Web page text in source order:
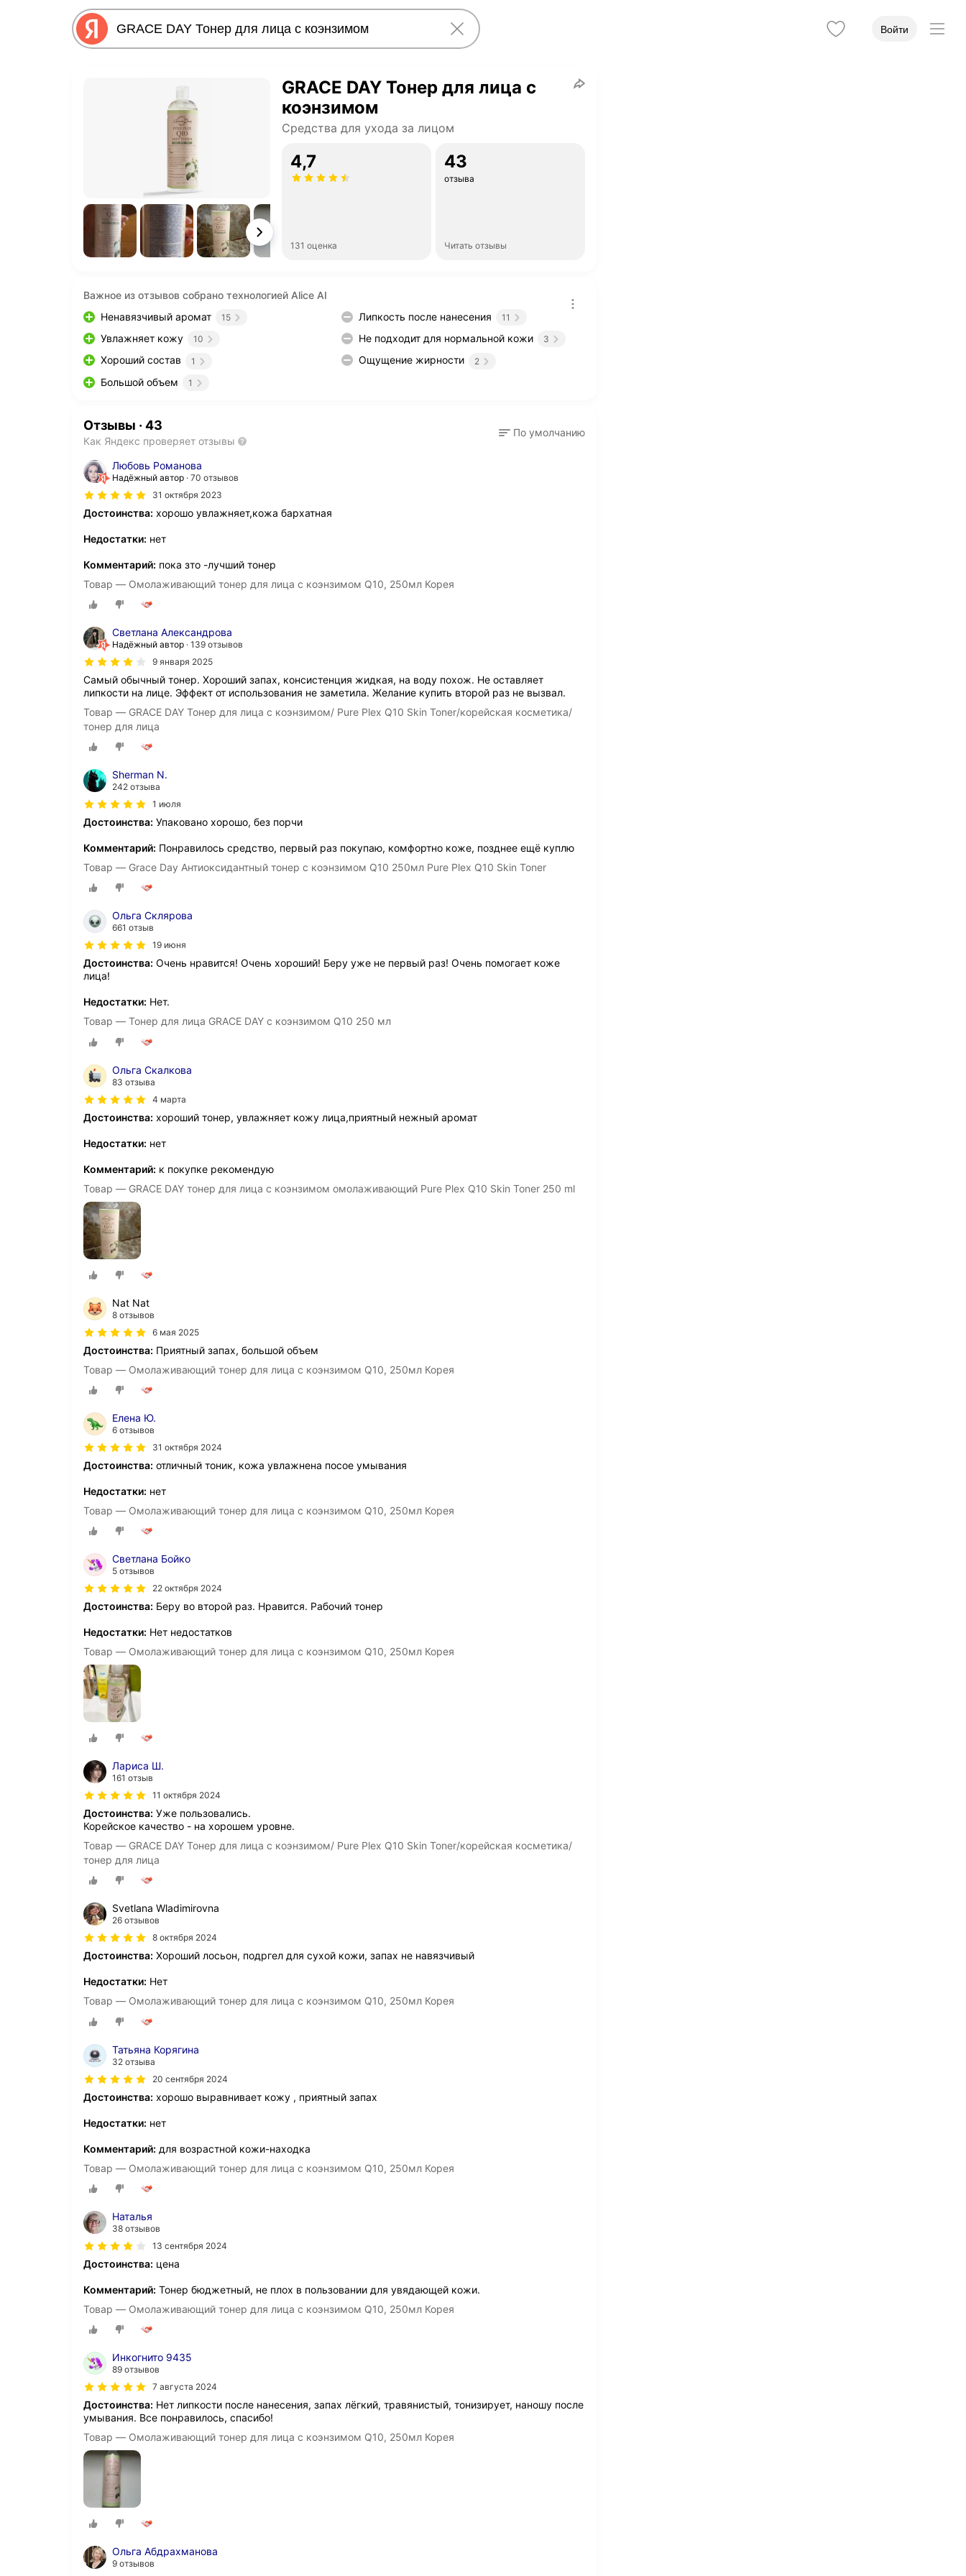
Войти
GRACE DAY Тонер для лица с
коэнзимом
Средства для ухода за лицом
4,7
131 оценка
43
отзыва
Читать отзывы
Важное из отзывов собрано технологией Alice AI
Ненавязчивый аромат
15
Увлажняет кожу 10
Хороший состав 1
Большой объем 1
Липкость после нанесения 11
Не подходит для нормальной кожи 3
Ощущение жирности 2
Отзывы · 43
Как Яндекс проверяет отзывы
По умолчанию
Любовь Романова
Надёжный автор 70 отзывов
31 октября 2023
Достоинства: хорошо увлажняет,кожа бархатная
Недостатки: нет
Комментарий: пока зто -лучший тонер
Товар — Омолаживающий тонер для лица с коэнзимом Q10, 250мл Корея
Светлана Александрова
Надёжный автор 139 отзывов
9 января 2025
Самый обычный тонер. Хороший запах, консистенция жидкая, на воду похож. Не оставляет
липкости на лице. Эффект от использования не заметила. Желание купить второй раз не вызвал.
Товар — GRACE DAY Тонер для лица с коэнзимом/ Pure Plex Q10 Skin Toner/корейская косметика/
тонер для лица
Sherman N.
242 отзыва
1 июля
Достоинства: Упаковано хорошо, без порчи
Комментарий: Понравилось средство, первый раз покупаю, комфортно коже, позднее ещё куплю
Товар — Grace Day Антиоксидантный тонер с коэнзимом Q10 250мл Pure Plex Q10 Skin Toner
Ольга Склярова
661 отзыв
19 июня
Достоинства: Очень нравится! Очень хороший! Беру уже не первый раз! Очень помогает коже
лица!
Недостатки: Нет.
Товар — Тонер для лица GRACE DAY с коэнзимом Q10 250 мл
Ольга Скалкова
83 отзыва
4 марта
Достоинства: хороший тонер, увлажняет кожу лица,приятный нежный аромат
Недостатки: нет
Комментарий: к покупке рекомендую
Товар — GRACE DAY тонер для лица с коэнзимом омолаживающий Pure Plex Q10 Skin Toner 250 ml
Nat Nat
8 отзывов
6 мая 2025
Достоинства: Приятный запах, большой объем
Товар — Омолаживающий тонер для лица с коэнзимом Q10, 250мл Корея
Елена Ю.
6 отзывов
31 октября 2024
Достоинства: отличный тоник, кожа увлажнена посое умывания
Недостатки: нет
Товар — Омолаживающий тонер для лица с коэнзимом Q10, 250мл Корея
Светлана Бойко
5 отзывов
22 октября 2024
Достоинства: Беру во второй раз. Нравится. Рабочий тонер
Недостатки: Нет недостатков
Товар — Омолаживающий тонер для лица с коэнзимом Q10, 250мл Корея
Лариса Ш.
161 отзыв
11 октября 2024
Достоинства: Уже пользовались.
Корейское качество - на хорошем уровне.
Товар — GRACE DAY Тонер для лица с коэнзимом/ Pure Plex Q10 Skin Toner/корейская косметика/
тонер для лица
Svetlana Wladimirovna
26 отзывов
8 октября 2024
Достоинства: Хороший лосьон, подргел для сухой кожи, запах не навязчивый
Недостатки: Нет
Товар — Омолаживающий тонер для лица с коэнзимом Q10, 250мл Корея
Татьяна Корягина
32 отзыва
20 сентября 2024
Достоинства: хорошо выравнивает кожу , приятный запах
Недостатки: нет
Комментарий: для возрастной кожи-находка
Товар — Омолаживающий тонер для лица с коэнзимом Q10, 250мл Корея
Наталья
38 отзывов
13 сентября 2024
Достоинства: цена
Комментарий: Тонер бюджетный, не плох в пользовании для увядающей кожи.
Товар — Омолаживающий тонер для лица с коэнзимом Q10, 250мл Корея
Инкогнито 9435
89 отзывов
7 августа 2024
Достоинства: Нет липкости после нанесения, запах лёгкий, травянистый, тонизирует, наношу после
умывания. Все понравилось, спасибо!
Товар — Омолаживающий тонер для лица с коэнзимом Q10, 250мл Корея
Ольга Абдрахманова
9 отзывов